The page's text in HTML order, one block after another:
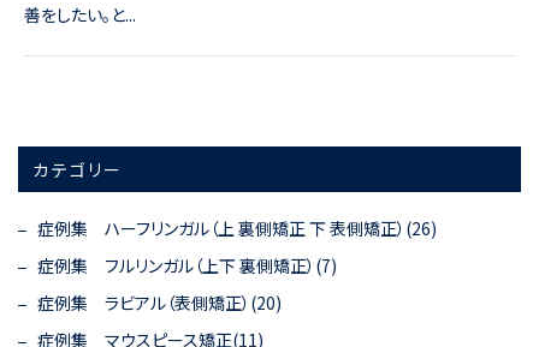
善をしたい。と...
カテゴリー
症例集 ハーフリンガル（上 裏側矯正 下 表側矯正）(26)
症例集 フルリンガル（上下 裏側矯正）(7)
症例集 ラビアル（表側矯正）(20)
症例集 マウスピース矯正(11)